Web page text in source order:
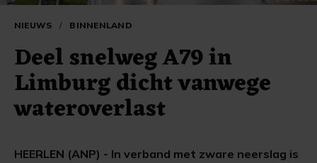
NIEUWS / BINNENLAND
Deel snelweg A79 in
Limburg dicht vanwege
wateroverlast
HEERLEN (ANP) - In verband met zware neerslag is